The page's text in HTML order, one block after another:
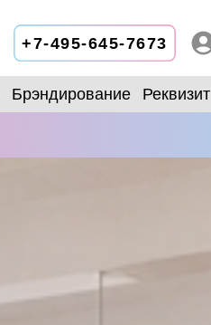
+7-495-645-7673
Реквизит
Брэндирование